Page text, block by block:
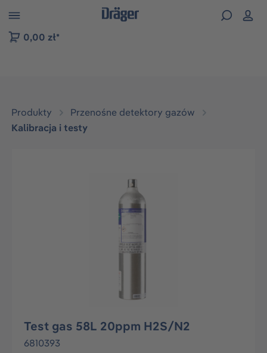
do nawigacji na platformie B2B
0,00 zł*
Produkty
Przenośne detektory gazów
Kalibracja i testy
Test gas 58L 20ppm H2S/N2
6810393